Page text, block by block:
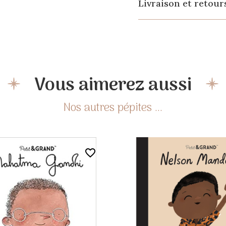
Livraison et
Vous aimerez aussi
favorite_border